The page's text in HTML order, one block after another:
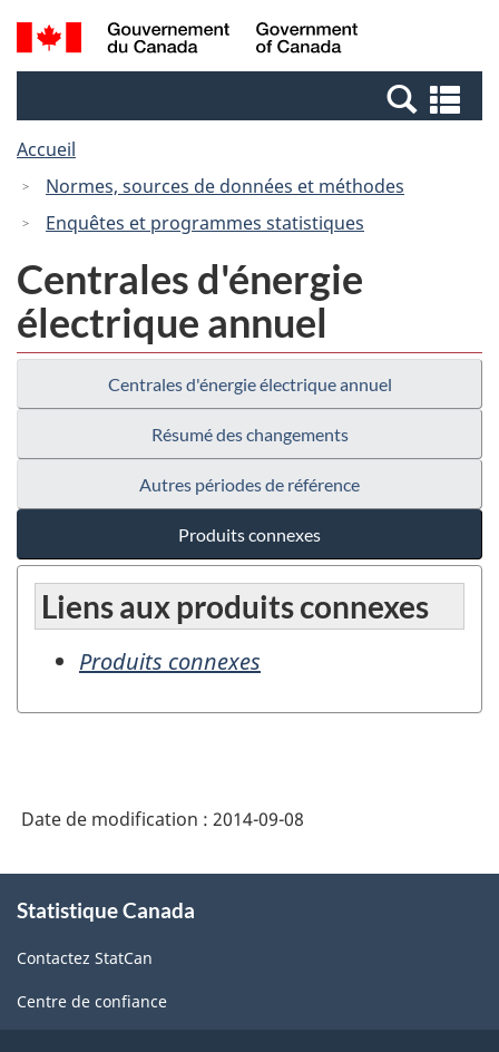
Passer
au
Passer
à
Canada
Recherche
et
et
Accueil
Normes, sources de données et méthodes
Enquêtes et programmes statistiques
Centrales d'énergie
électrique annuel
Centrales d'énergie électrique annuel
Résumé des changements
Autres périodes de référence
Produits connexes
Liens aux produits connexes
Produits connexes
Date de modification : 2014-09-08
propos
ce
site
Statistique Canada
Contactez StatCan
Centre de confiance